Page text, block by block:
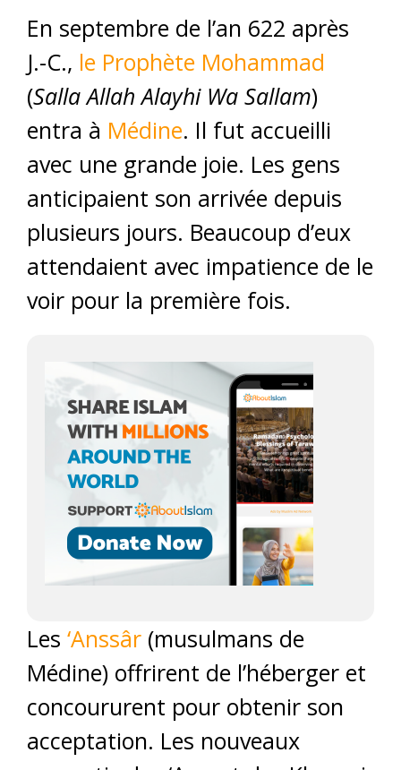
En septembre de l’an 622 après
J.-C., le Prophète Mohammad
(Salla Allah Alayhi Wa Sallam)
entra à Médine. Il fut accueilli
avec une grande joie. Les gens
anticipaient son arrivée depuis
plusieurs jours. Beaucoup d’eux
attendaient avec impatience de le
voir pour la première fois.
Les ‘Anssâr (musulmans de
Médine) offrirent de l’héberger et
concoururent pour obtenir son
acceptation. Les nouveaux